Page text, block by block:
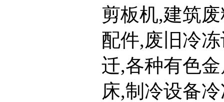
剪板机,建筑
配件,废旧冷
迁,各种有色
床,制冷设备